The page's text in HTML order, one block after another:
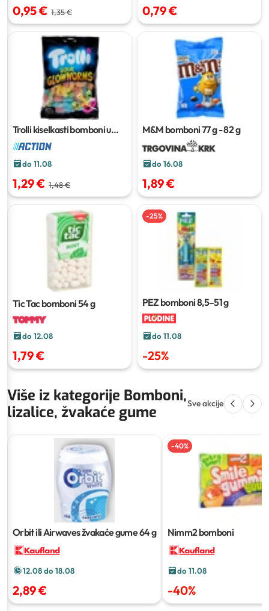
0,95 € 1,35 € 0,79 €
Trolli kiselkasti bomboni u
obliku crva
do 11.08
1,29 € 1,48 €
M&M bomboni77 g - 82 g
do 16.08
1,89 €
Tic Tac bomboni54 g
do 12.08
1,79 €
-25%
PEZ bomboni8,5–51 g
do 11.08
-25%
Više iz kategorije Bomboni,
lizalice, žvakaće gume
Sve akcije
Orbit ili Airwaves žvakaće gume64 g
12.08 do 18.08
2,89 €
-40%
Nimm2 bomboni
do 11.08
-40%